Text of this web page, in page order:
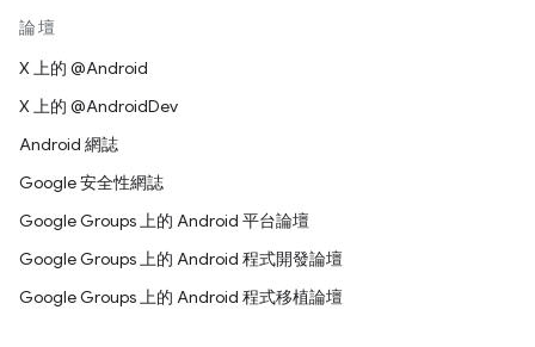
論壇
X 上的 @Android
X 上的 @AndroidDev
Android 網誌
Google 安全性網誌
Google Groups 上的 Android 平台論壇
Google Groups 上的 Android 程式開發論壇
Google Groups 上的 Android 程式移植論壇